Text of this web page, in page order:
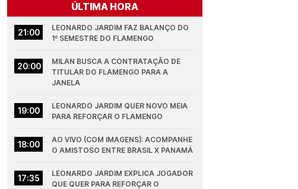
ÚLTIMA HORA
21:00
LEONARDO JARDIM FAZ BALANÇO DO
1º SEMESTRE DO FLAMENGO
20:00
MILAN BUSCA A CONTRATAÇÃO DE
TITULAR DO FLAMENGO PARA A
JANELA
19:00
LEONARDO JARDIM QUER NOVO MEIA
PARA REFORÇAR O FLAMENGO
18:00
AO VIVO (COM IMAGENS): ACOMPANHE
O AMISTOSO ENTRE BRASIL X PANAMÁ
17:35
LEONARDO JARDIM EXPLICA JOGADOR
QUE QUER PARA REFORÇAR O